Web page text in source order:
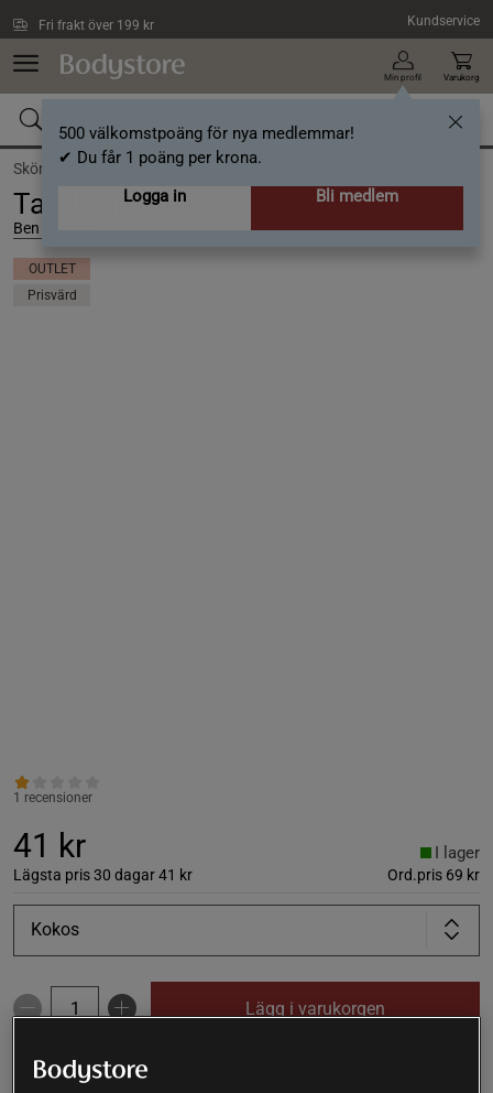
Fri frakt över 199 kr Kundservice
Min profil
500 välkomstpoäng för nya medlemmar!
✔ Du får 1 poäng per krona.
Logga in
Bli medlem
Varukorg
Skönhet /Munhälsa /Tandkräm
Tandkräm Kokos 75 ml
Ben & Anna
OUTLET
Prisvärd
1 recensioner
41 kr
Lägsta pris 30 dagar41 kr Ord.pris 69 kr
I lager
Kokos
Lägg i varukorgen
Fri frakt över 199 kr